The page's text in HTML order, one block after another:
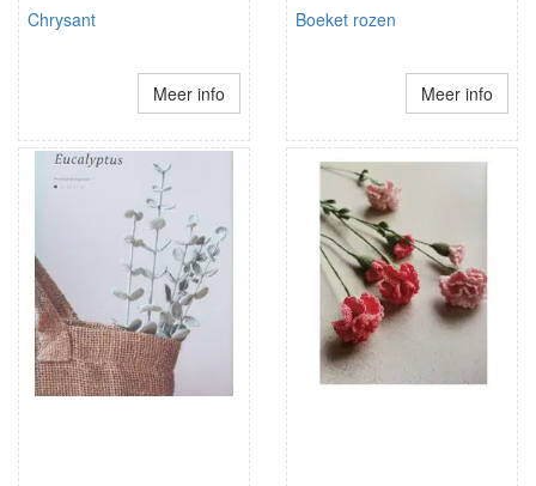
Chrysant
Meer info
Boeket rozen
Meer info